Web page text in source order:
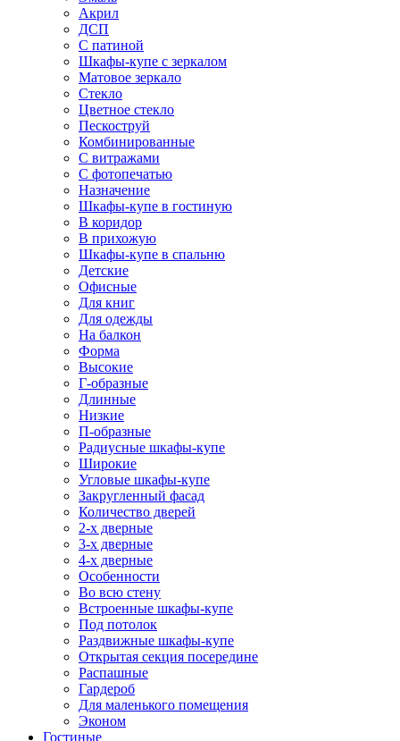
Акрил
ДСП
С патиной
Шкафы-купе с зеркалом
Матовое зеркало
Стекло
Цветное стекло
Пескоструй
Комбинированные
С витражами
С фотопечатью
Назначение
Шкафы-купе в гостиную
В коридор
В прихожую
Шкафы-купе в спальню
Детские
Офисные
Для книг
Для одежды
На балкон
Форма
Высокие
Г-образные
Длинные
Низкие
П-образные
Радиусные шкафы-купе
Широкие
Угловые шкафы-купе
Закругленный фасад
Количество дверей
2-х дверные
3-х дверные
4-х дверные
Особенности
Во всю стену
Встроенные шкафы-купе
Под потолок
Раздвижные шкафы-купе
Открытая секция посередине
Распашные
Гардероб
Для маленького помещения
Эконом
Гостиные